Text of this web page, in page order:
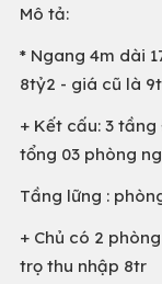
Mô tả:
* Ngang 4m dài
8tỷ2 - giá cũ là
+ Kết cấu: 3 tầng
tổng 03 phòng
Tầng lững :
+ Chủ có 2
trọ thu nhập 8tr